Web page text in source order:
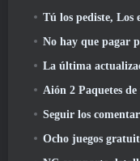
Tú los pediste, Los estás
No hay que pagar para
La última actualización de Raven2 presenta el
Aión 2 Paquetes de fundador
Seguir los comentarios de los jugadores,
Ocho juegos gratuitos que